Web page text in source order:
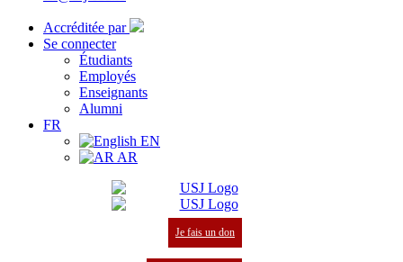
Accréditée par
Se connecter
Étudiants
Employés
Enseignants
Alumni
FR
EN
AR
Je fais un don